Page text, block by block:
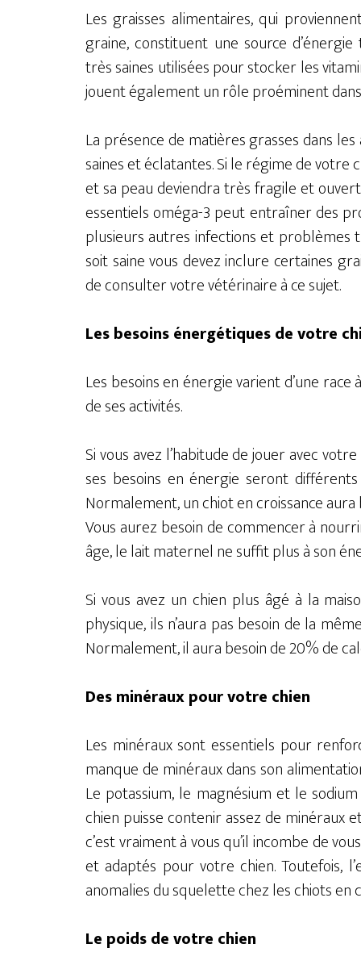
Les graisses alimentaires, qui
graine, constituent une source
très saines utilisées pour stocker les
jouent également un rôle proéminent
La présence de matières grasses dans
saines et éclatantes. Si le régime de
et sa peau deviendra très fragile et
essentiels oméga-3 peut entraîner des
plusieurs autres infections et problèmes
soit saine vous devez inclure certaines
de consulter votre vétérinaire à ce sujet.
Les besoins énergétiques de votre
Les besoins en énergie varient d’une
de ses activités.
Si vous avez l’habitude de jouer avec
ses besoins en énergie seront
Normalement, un chiot en croissance
Vous aurez besoin de commencer à
âge, le lait maternel ne suffit plus à son
Si vous avez un chien plus âgé à la
physique, ils n’aura pas besoin de la
Normalement, il aura besoin de 20% de
Des minéraux pour votre chien
Les minéraux sont essentiels pour
manque de minéraux dans son
Le potassium, le magnésium et le
chien puisse contenir assez de minéraux
c’est vraiment à vous qu’il incombe de
et adaptés pour votre chien. Toutefois,
anomalies du squelette chez les chiots en
Le poids de votre chien